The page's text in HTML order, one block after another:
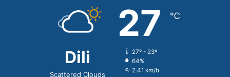
Dili
Scattered Clouds
27 ℃
27º - 23º
64%
2.41 km/h